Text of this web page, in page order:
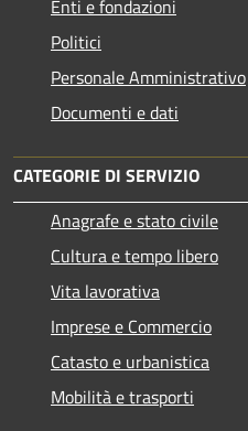
Enti e fondazioni
Politici
Personale Amministrativo
Documenti e dati
CATEGORIE DI SERVIZIO
Anagrafe e stato civile
Cultura e tempo libero
Vita lavorativa
Imprese e Commercio
Catasto e urbanistica
Mobilità e trasporti